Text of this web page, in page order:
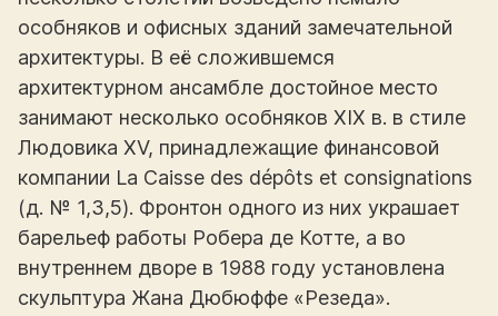
особняков и офисных зданий замечательной
архитектуры. В её сложившемся
архитектурном ансамбле достойное место
занимают несколько особняков XIX в. в стиле
Людовика XV, принадлежащие финансовой
компании La Caisse des dépôts et consignations
(д. № 1,3,5). Фронтон одного из них украшает
барельеф работы Робера де Котте, а во
внутреннем дворе в 1988 году установлена
скульптура Жана Дюбюффе «Резеда».